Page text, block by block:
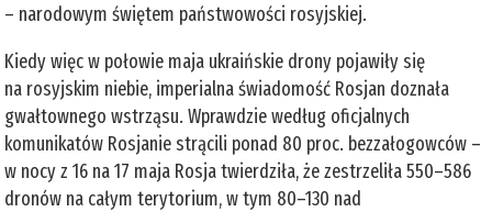
– narodowym świętem państwowości rosyjskiej.
Kiedy więc w połowie maja ukraińskie drony pojawiły się
na rosyjskim niebie, imperialna świadomość Rosjan doznała
gwałtownego wstrząsu. Wprawdzie według oficjalnych
komunikatów Rosjanie strącili ponad 80 proc. bezzałogowców –
w nocy z 16 na 17 maja Rosja twierdziła, że zestrzeliła 550–586
dronów na całym terytorium, w tym 80–130 nad